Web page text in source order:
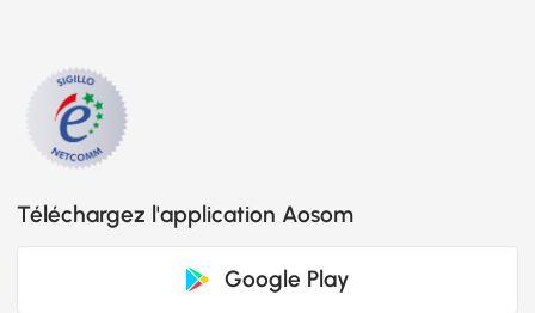
Téléchargez l'application Aosom
Google Play